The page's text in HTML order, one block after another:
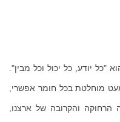
"כל יודע ,כל יכול וכל מבין".
מוחלטת בכל חומר אפשרי
הרחוקה והקרובה של ארצנו